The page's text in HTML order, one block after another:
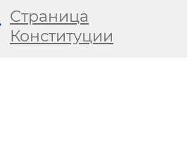
Страница
Конституции